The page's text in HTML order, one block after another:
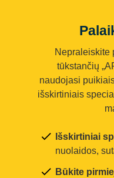
Nepraleiskite
tūkstančių
naudojasi
išskirtiniais
Išskirtiniai
nuolaidos,
Būkite